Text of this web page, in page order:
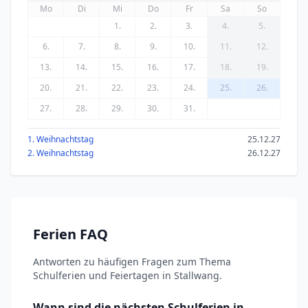
Mo
Di Mi Do Fr Sa
So
1.
2. 3. 4.
5.
6.
7. 8. 9. 10. 11.
12.
13.
14. 15. 16. 17. 18.
19.
20.
21. 22. 23. 24. 25.
26.
27.
28. 29. 30. 31.
1. Weihnachtstag
25.12.27
2. Weihnachtstag
26.12.27
Ferien FAQ
Antworten zu häufigen Fragen zum Thema
Schulferien und Feiertagen in Stallwang.